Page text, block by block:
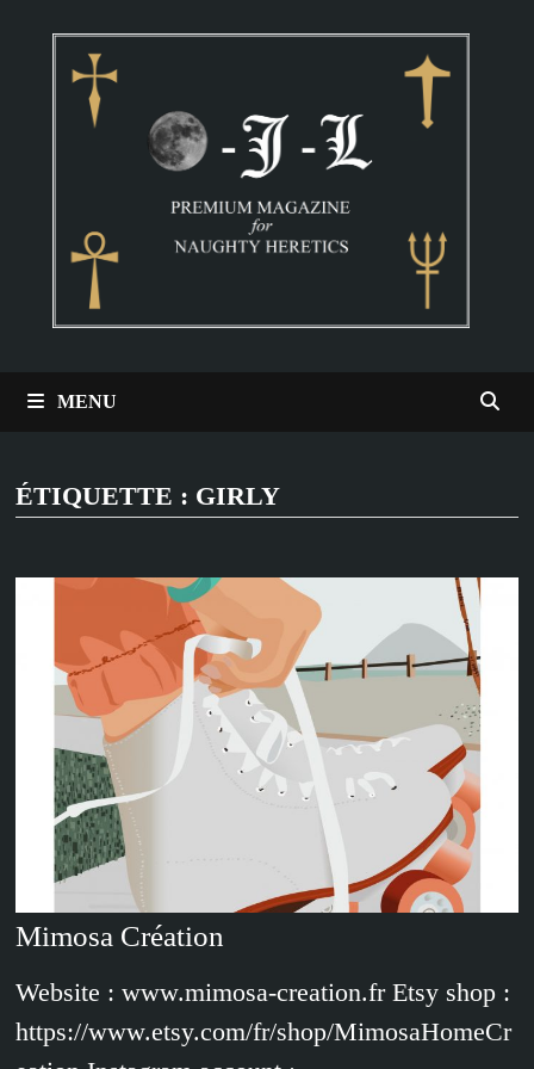
MENU
ÉTIQUETTE : GIRLY
Mimosa Création
Website : www.mimosa-creation.fr Etsy shop :
https://www.etsy.com/fr/shop/MimosaHomeCr